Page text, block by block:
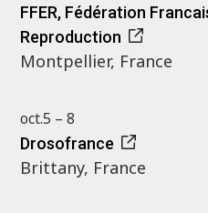
FFER, Fédération
Reproduction
Montpellier, France
oct.5 – 8
Drosofrance
Brittany, France